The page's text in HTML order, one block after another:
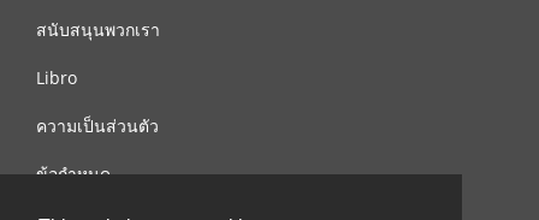
สนับสนุนพวกเรา
Libro
ความเป็นส่วนตัว
ข้อกำหนด